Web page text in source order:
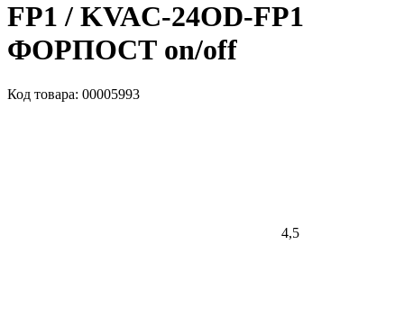
FP1 / KVAC-24OD-FP1
ФОРПОСТ on/off
Код товара: 00005993
4,5